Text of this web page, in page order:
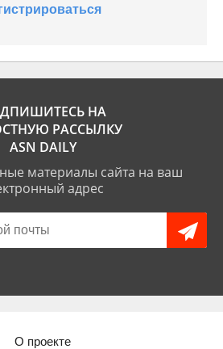
НА
РАССЫЛКУ
ASN DAILY
материалы сайта на ваш
адрес
О проекте